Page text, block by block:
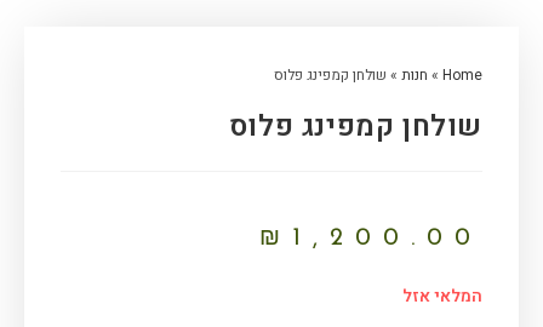
Home
» חנות » שולחן קמפינג פלוס
שולחן קמפינג פלוס
₪ 1,200.00
המלאי אזל